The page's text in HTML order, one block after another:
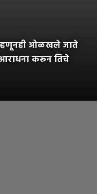
ओळखले जाते
करून तिचे